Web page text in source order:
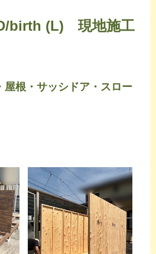
birth (L) 現地施工
屋根・サッシドア・スロー